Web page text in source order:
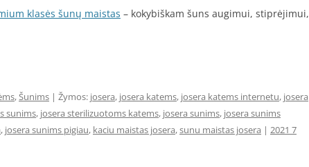
klasės šunų maistas – kokybiškam šuns augimui, stiprėjimui,
, Šunims | Žymos: josera, josera katems, josera katems internetu, josera
sunims, josera sterilizuotoms katems, josera sunims, josera sunims
, josera sunims pigiau, kaciu maistas josera,sunu maistas josera | 2021 7